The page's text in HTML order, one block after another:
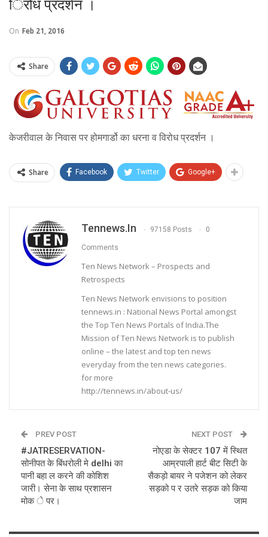
िरोध प्रदर्शन ।
On Feb 21, 2016
Share
केजरीवाल के निवास पर होमगार्डो का धरना व विरोध प्रदर्शन ।
Share Facebook Twitter Google+
Tennews.in 97158 Posts 0
Comments
Ten News Network – Prospects and
Retrospects
Ten News Network envisions to position
tennews.in : National News Portal amongst
the Top Ten News Portals of India.The
Mission of Ten News Network is to publish
online – the latest and top ten news
everyday from the ten news categories.
for more
http://tennews.in/about-us/
PREV POST
#JATRESERVATION-
सोनीपत के बिंधरोली मे delhi का
पानी बहा ल करने की कोशिश
जारी। सेना के साथ प्रशासन
मोक े पर।
NEXT POST
नोएडा के सेक्टर 107 में स्थित
आम्रपाली हार्ट बीट सिटी के
सैकड़ो बायर ने पजेशन को लेकर
सड़को प र उतरे सड़क को किया
जाम